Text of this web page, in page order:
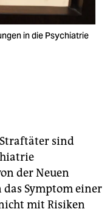
in die Psychiatrie
sind
der Neuen
Symptom einer
mit Risiken